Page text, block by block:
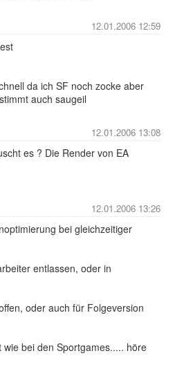
12.01.2006 12:59
da ich SF noch zocke aber
auch saugeil
12.01.2006 13:08
es ? Die Render von EA
12.01.2006 13:26
bei gleichzeitiger
entlassen, oder in
oder auch für Folgeversion
bei den Sportgames..... höre